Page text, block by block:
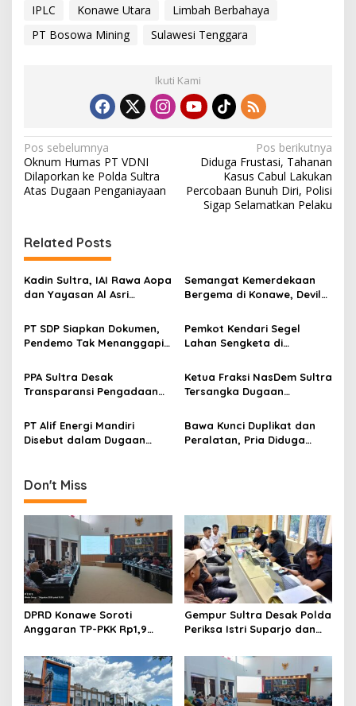
IPLC Konawe Utara
Limbah Berbahaya
PT Bosowa Mining
Sulawesi Tenggara
Ikuti Kami
N
a
v
g
a
s
p
o
s
Pos sebelumnya
Oknum Humas PT VDNI
Dilaporkan ke Polda Sultra
Atas Dugaan Penganiayaan
Pos berikutnya
Diduga Frustasi, Tahanan
Kasus Cabul Lakukan
Percobaan Bunuh Diri, Polisi
Sigap Selamatkan Pelaku
Related Posts
Kadin Sultra, IAI Rawa Aopa
dan Yayasan Al Asri
Siap Kerja
Semangat Kemerdekaan
Bergema di Konawe, Devile
Barisan
PT SDP Siapkan Dokumen,
Pendemo Tak Menanggapi
Pemkot Kendari Segel
Lahan Sengketa di
Didesak Bergerak Cepat
PPA Sultra Desak
Transparansi Pengadaan
Konawe, Plt Kadis PK Buka
Penjelasan
Ketua Fraksi NasDem Sultra
Tersangka Dugaan
Responsnya: “Saya Siap-
Siap Saja di Penjara”
PT Alif Energi Mandiri
Disebut dalam Dugaan
Bawa Kunci Duplikat dan
Peralatan, Pria Diduga
Don't Miss
DPRD Konawe Soroti
Anggaran TP-PKK Rp1,9
untuk Perjalanan Dinas
Gempur Sultra Desak Polda
Periksa Istri Suparjo dan
Kasus Tambang Ilegal